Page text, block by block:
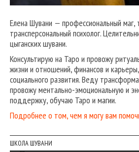
Елена Шувани — профессиональный маг,
трансперсональный психолог.
цыганских шувани.
Консультирую на Таро и провожу
жизни и отношений, финансов и
социального развития. Веду
провожу ментально-эмоциональную и
поддержку, обучаю Таро и магии.
Подробнее о том, чем я могу вам
ШКОЛА ШУВАНИ